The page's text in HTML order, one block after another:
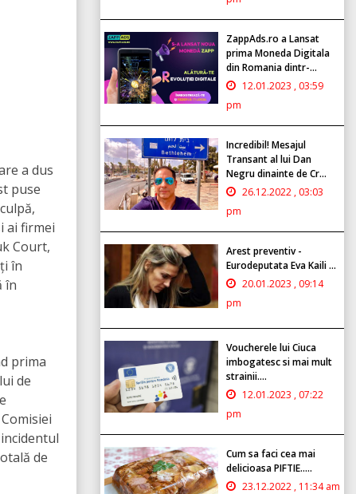
a dus
puse
ai firmei
Court,
în
în
prima
de
de
ZappAds.ro a Lansat
prima Moneda Digitala
din Romania dintr-...
12.01.2023 , 03:59
pm
Incredibil! Mesajul
Transant al lui Dan
Negru dinainte de Cr...
26.12.2022 , 03:03
pm
Arest preventiv -
Eurodeputata Eva Kaili ...
20.01.2023 , 09:14
pm
Voucherele lui Ciuca
imbogatesc si mai mult
strainii....
12.01.2023 , 07:22
pm
Cum sa faci cea mai
delicioasa PIFTIE.....
23.12.2022 , 11:34 am